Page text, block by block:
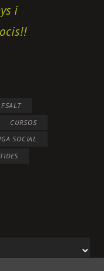
i
CURSOS
SOCIAL